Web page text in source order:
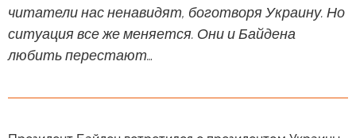
читатели нас ненавидят, боготворя Украину. Но
ситуация все же меняется. Они и Байдена
любить перестают…